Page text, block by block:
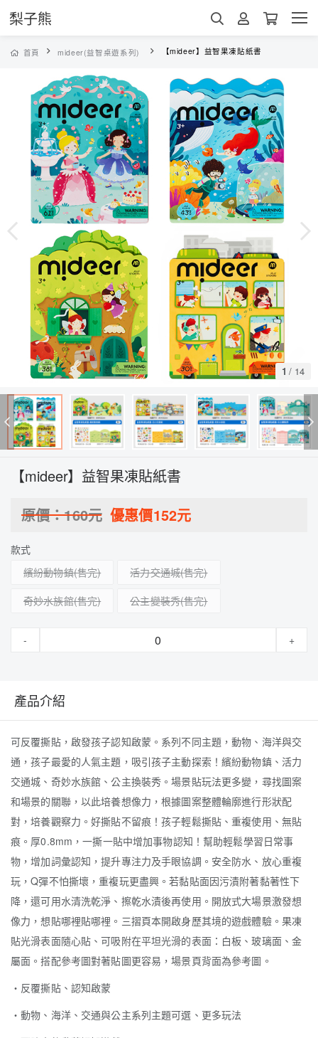
梨子熊
首頁 mideer(益智桌遊系列) 【mideer】益智果凍貼紙書
1 / 14
【mideer】益智果凍貼紙書
原價：160元 優惠價152元
款式
繽紛動物鎮
活力交通城
奇妙水族館
公主變裝秀
- +
產品介紹
可反覆撕貼，啟發孩子認知啟蒙。系列不同主題，動物、海洋與交
通，孩子最愛的人氣主題，吸引孩子主動探索！繽紛動物鎮、 活力
交通城、奇妙水族館 、公主換裝秀 。場景貼玩法更多變，尋找圖案
和場景的關聯，以此培養想像力，根據圖案整體輪廓進行形狀配
對，培養觀察力。好撕貼不留痕！孩子輕鬆撕貼、重複使用、無貼
痕。厚0.8mm，一撕一貼中增加事物認知！幫助輕鬆學習日常事
物，增加詞彙認知，提升專注力及手眼協調。安全防水、放心重複
玩，Q彈不怕撕壞，重複玩更盡興。若黏貼面因污漬附著黏著性下
降，還可用水清洗乾淨、擦乾水漬後再使用。開放式大場景激發想
像力，想貼哪裡貼哪裡。三摺頁本開啟身歷其境的遊戲體驗。果凍
貼光滑表面隨心貼、可吸附在平坦光滑的表面：白板、玻璃面、金
屬面。搭配參考圖對著貼圖更容易，場景頁背面為參考圖。
・反覆撕貼、認知啟蒙
・動物、海洋、交通與公主系列主題可選、更多玩法